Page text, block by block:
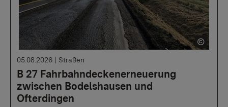
B 27 Fahrbahndeckenerneuerung
zwischen Bodelshausen und
Ofterdingen
05.08.2026 | Straßen